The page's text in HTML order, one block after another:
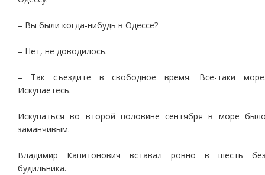
– Вы были когда-нибудь в Одессе?
– Нет, не доводилось.
– Так съездите в свободное время. Все-таки
Искупаетесь.
Искупаться во второй половине сентября в море
заманчивым.
Владимир Капитонович вставал ровно в шесть
будильника.